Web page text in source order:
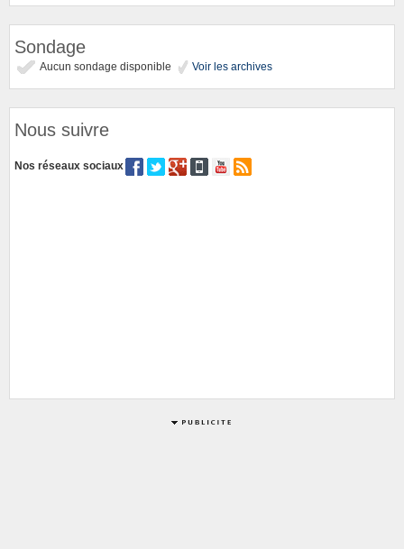
Sondage
Aucun sondage disponible Voir les archives
Nous suivre
Nos réseaux sociaux